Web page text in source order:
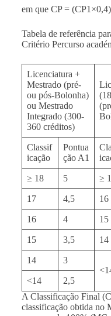
em que CP =
Tabela de referência
Critério Percurso
Licenciatura +
Mestrado (pré-
ou pós-Bolonha)
ou Mestrado
Integrado (300-
360 créditos)
Classif
icação
Pontua
ção A1
≥ 18 5 ≥
17 4,5 16
16 4 15
15 3,5 14
14
3
<14
2,5
A Classificação Final
classificação obtida no